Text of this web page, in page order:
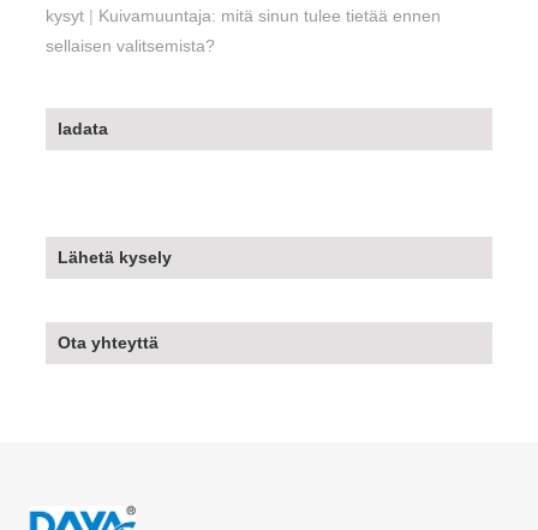
kysyt | Kuivamuuntaja: mitä sinun tulee tietää ennen
sellaisen valitsemista?
ladata
Lähetä kysely
Ota yhteyttä